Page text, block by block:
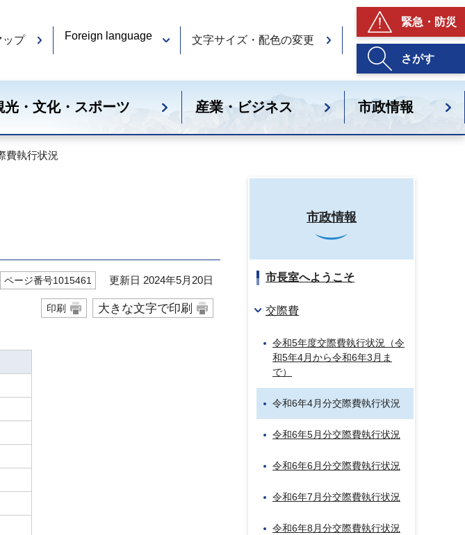
ップ Foreign language 文字サイズ・配色の変更
緊急・防災
さがす
光・文化・スポーツ 産業・ビジネス 市政情報
費執行状況
ページ番号1015461 更新日 2024年5月20日
印刷 大きな文字で印刷
市政情報
市長室へようこそ
交際費
令和5年度交際費執行状況（令
和5年4月から令和6年3月ま
で）
令和6年4月分交際費執行状況
令和6年5月分交際費執行状況
令和6年6月分交際費執行状況
令和6年7月分交際費執行状況
令和6年8月分交際費執行状況